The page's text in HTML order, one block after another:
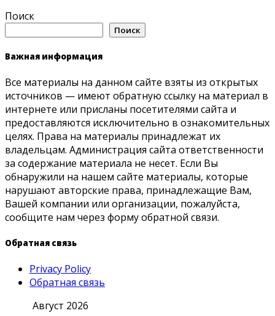
Поиск
Поиск
Важная информация
Все материалы на данном сайте взяты из открытых
источников — имеют обратную ссылку на материал в
интернете или присланы посетителями сайта и
предоставляются исключительно в ознакомительных
целях. Права на материалы принадлежат их
владельцам. Администрация сайта ответственности
за содержание материала не несет. Если Вы
обнаружили на нашем сайте материалы, которые
нарушают авторские права, принадлежащие Вам,
Вашей компании или организации, пожалуйста,
сообщите нам через форму обратной связи.
Обратная связь
Privacy Policy
Обратная связь
Август 2026